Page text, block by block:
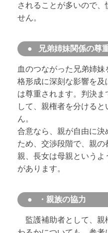
されることが多いので、
せん。
兄弟姉妹関係の尊
血のつながった兄弟姉妹
格形成に深刻な影響を
は尊重されます。判決
して、親権者を分ける
ん。
合意なら、親が自由に
ため、交渉段階で、親
親、長女は母親というよ
があります。
・親族の協力
監護補助者として、親